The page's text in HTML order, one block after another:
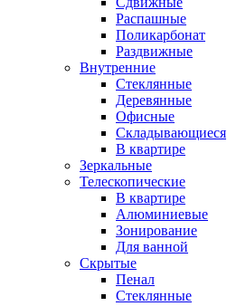
Распашные
Поликарбонат
Раздвижные
Внутренние
Стеклянные
Деревянные
Офисные
Складывающиеся
В квартире
Зеркальные
Телескопические
В квартире
Алюминиевые
Зонирование
Для ванной
Скрытые
Пенал
Стеклянные